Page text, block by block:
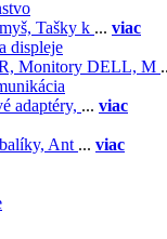
Tašky k ... viac
displeje
Monitory DELL, M
adaptéry, ... viac
Ant ... viac